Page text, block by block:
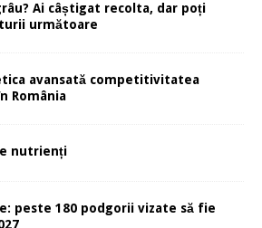
Ai câștigat recolta, dar poți
următoare
avansată competitivitatea
România
nutrienți
peste 180 podgorii vizate să fie